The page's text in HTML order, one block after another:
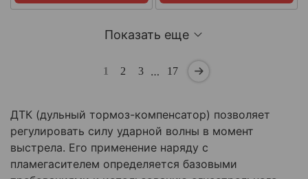
Показать еще
1 2 3 … 17
ДТК (дульный тормоз-компенсатор) позволяет
регулировать силу ударной волны в момент
выстрела. Его применение наряду с
пламегасителем определяется базовыми